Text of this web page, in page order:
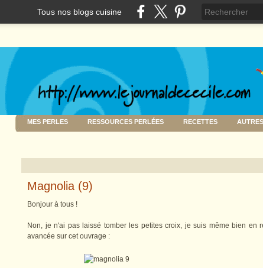
Tous nos blogs cuisine
MES PERLES RESSOURCES PERLÉES RECETTES
Magnolia (9)
Bonjour à tous !
Non, je n'ai pas laissé tomber les petites croix, je suis même bien en
avancée sur cet ouvrage :